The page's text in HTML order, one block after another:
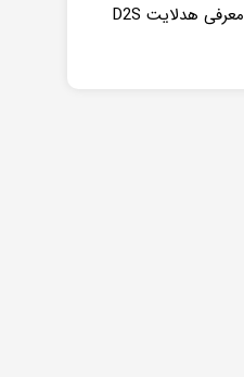
معرفی هدلایت D2S